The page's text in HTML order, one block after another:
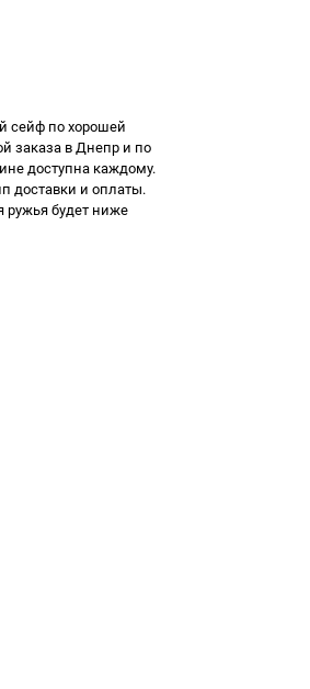
сейфпо хорошей
заказа в Днепр и по
доступна каждому.
доставки и оплаты.
ружьябудет ниже